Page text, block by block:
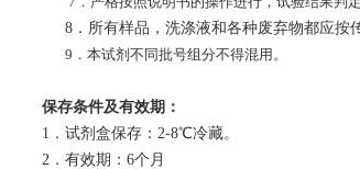
8．所有样品，洗涤液和各种废弃物都应按
9．本试剂不同批号组分不得混用。
保存条件及有效期 ：
1．试剂盒保存：2-8℃冷藏。
2．有效期：6个月